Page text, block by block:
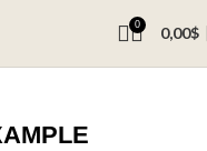
0 0,00$